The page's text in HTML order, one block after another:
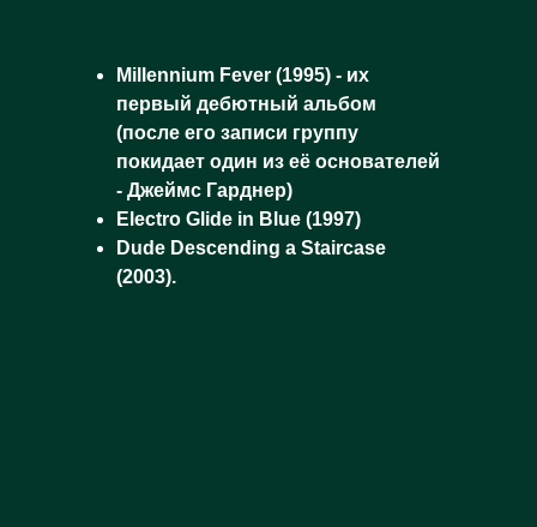
Millennium Fever (1995) - их
первый дебютный альбом
(после его записи группу
покидает один из её основателей
- Джеймс Гарднер)
Electro Glide in Blue (1997)
Dude Descending a Staircase
(2003).